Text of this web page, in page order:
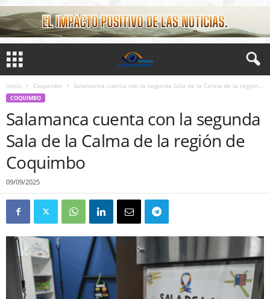
Inicio Coquimbo Salamanca cuenta con la segunda Sala de la Calma de la región...
COQUIMBO
Salamanca cuenta con la segunda
Sala de la Calma de la región de
Coquimbo
09/09/2025